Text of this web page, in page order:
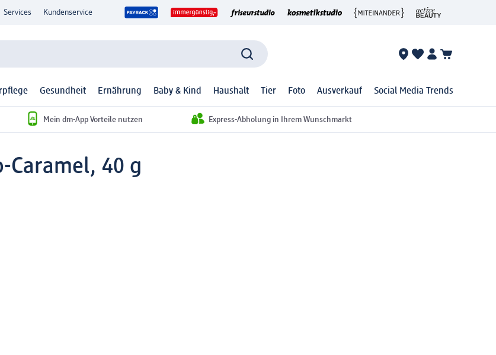
Services Kundenservice
Gesundheit Ernährung Baby & Kind Haushalt Tier Foto Ausverkauf Social Media Trends
Mein dm-App Vorteile nutzen Express-Abholung in Ihrem Wunschmarkt
Caramel, 40 g